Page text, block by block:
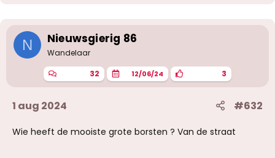
N Nieuwsgierig 86
Wandelaar
32 12/06/24 3
1 aug 2024 #632
Wie heeft de mooiste grote borsten ? Van de straat